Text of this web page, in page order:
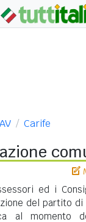
AV Carife
ed i
del partito di
al momento